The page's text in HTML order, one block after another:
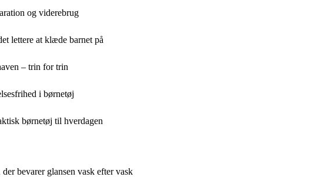
og viderebrug
lettere at klæde barnet på
– trin for trin
i børnetøj
børnetøj til hverdagen
bevarer glansen vask efter vask